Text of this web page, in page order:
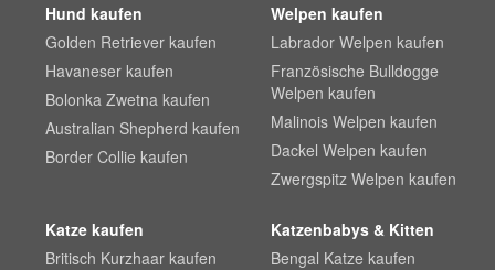
Hund kaufen
Golden Retriever kaufen
Havaneser kaufen
Bolonka Zwetna kaufen
Australian Shepherd kaufen
Border Collie kaufen
Welpen kaufen
Labrador Welpen kaufen
Französische Bulldogge
Welpen kaufen
Malinois Welpen kaufen
Dackel Welpen kaufen
Zwergspitz Welpen kaufen
Katze kaufen
Britisch Kurzhaar kaufen
Katzenbabys & Kitten
Bengal Katze kaufen